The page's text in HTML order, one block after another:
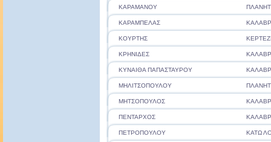
ΚΑΡΑΜΑΝΟΥ
ΚΑΡΑΜΠΕΛΑΣ
ΚΟΥΡΤΗΣ
ΚΡΗΝΙΔΕΣ
ΚΥΝΑΙΘΑ ΠΑΠΑΣΤΑΥΡΟΥ
ΜΗΛΙΤΣΟΠΟΥΛΟΥ
ΜΗΤΣΟΠΟΥΛΟΣ
ΠΕΝΤΑΡΧΟΣ
ΠΕΤΡΟΠΟΥΛΟΥ ΚΑΤΩ